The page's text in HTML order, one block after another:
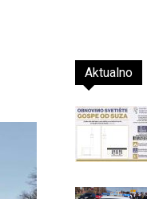
Aktualno